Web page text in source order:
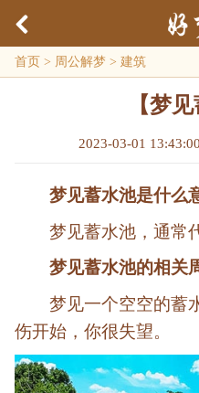
首页 > 周公解梦 > 建筑
【梦
2023-03-01 13:43:00
梦见蓄水池是什么
梦见蓄水池，通常
梦见蓄水池的相关
梦见一个空空的蓄
伤开始，你很失望。